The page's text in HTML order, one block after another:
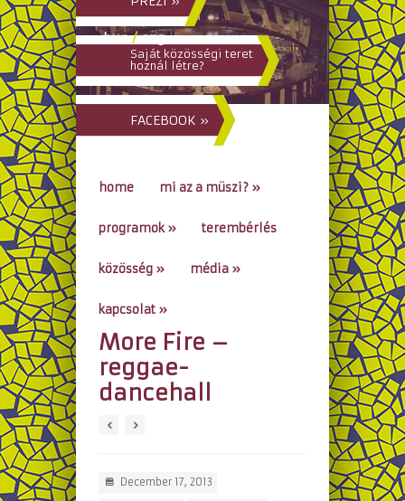
hun/eng
Saját közösségi teret
hoznál létre?
FACEBOOK »
home mi az a müszi? »
programok» terembérlés
közösség » média »
kapcsolat »
go to...
More Fire –
reggae-
dancehall
December 17, 2013